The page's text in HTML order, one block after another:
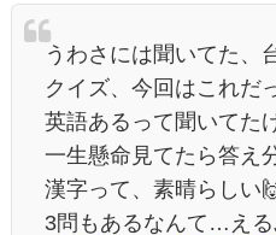
うわさには聞いてた、
クイズ、今回はこれだ
英語あるって聞いてた
一生懸命見てたら答え
漢字って、素晴らしい
3問もあるなんて…え